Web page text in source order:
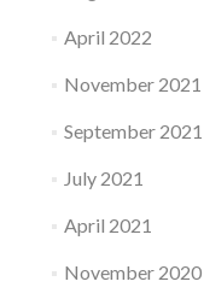
April 2022
November 2021
September 2021
July 2021
April 2021
November 2020